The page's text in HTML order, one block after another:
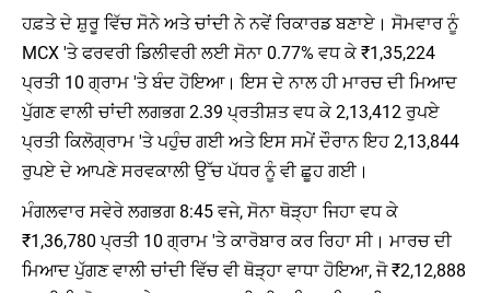
ਹਫ਼ਤੇ ਦੇ ਸ਼ੁਰੂ ਵਿੱਚ ਸੋਨੇ ਅਤੇ ਚਾਂਦੀ ਨੇ ਨਵੇਂ ਰਿਕਾਰਡ ਬਣਾਏ। ਸੋਮਵਾਰ ਨੂੰ
MCX 'ਤੇ ਫਰਵਰੀ ਡਿਲੀਵਰੀ ਲਈ ਸੋਨਾ 0.77% ਵਧ ਕੇ ₹1,35,224
ਪ੍ਰਤੀ 10 ਗ੍ਰਾਮ 'ਤੇ ਬੰਦ ਹੋਇਆ। ਇਸ ਦੇ ਨਾਲ ਹੀ ਮਾਰਚ ਦੀ ਮਿਆਦ
ਪੁੱਗਣ ਵਾਲੀ ਚਾਂਦੀ ਲਗਭਗ 2.39 ਪ੍ਰਤੀਸ਼ਤ ਵਧ ਕੇ 2,13,412 ਰੁਪਏ
ਪ੍ਰਤੀ ਕਿਲੋਗ੍ਰਾਮ 'ਤੇ ਪਹੁੰਚ ਗਈ ਅਤੇ ਇਸ ਸਮੇਂ ਦੌਰਾਨ ਇਹ 2,13,844
ਰੁਪਏ ਦੇ ਆਪਣੇ ਸਰਵਕਾਲੀ ਉੱਚ ਪੱਧਰ ਨੂੰ ਵੀ ਛੂਹ ਗਈ।
ਮੰਗਲਵਾਰ ਸਵੇਰੇ ਲਗਭਗ 8:45 ਵਜੇ, ਸੋਨਾ ਥੋੜ੍ਹਾ ਜਿਹਾ ਵਧ ਕੇ
₹1,36,780 ਪ੍ਰਤੀ 10 ਗ੍ਰਾਮ 'ਤੇ ਕਾਰੋਬਾਰ ਕਰ ਰਿਹਾ ਸੀ। ਮਾਰਚ ਦੀ
ਮਿਆਦ ਪੁੱਗਣ ਵਾਲੀ ਚਾਂਦੀ ਵਿੱਚ ਵੀ ਥੋੜ੍ਹਾ ਵਾਧਾ ਹੋਇਆ, ਜੋ ₹2,12,888